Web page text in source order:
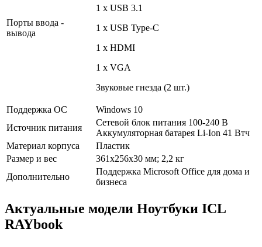
Порты ввода -
вывода
1 x USB 3.1
1 x USB Type-C
1 x HDMI
1 x VGA
Звуковые гнезда (2 шт.)
Поддержка ОС
Windows 10
Источник питания
Cетевой блок питания 100-240 В
Аккумуляторная батарея Li-Ion 41 Втч
Материал корпуса
Пластик
Размер и вес
361x256x30 мм; 2,2 кг
Дополнительно
Поддержка Microsoft Office для дома и
бизнеса
Актуальные модели Ноутбуки ICL
RAYbook